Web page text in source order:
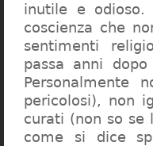
inutile e odioso.
coscienza che
sentimenti
passa anni
pericolosi), non
curati (non so se
come si dice